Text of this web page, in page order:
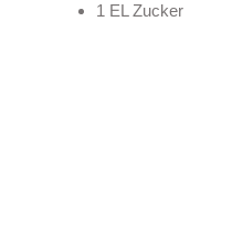
1 EL Zucker